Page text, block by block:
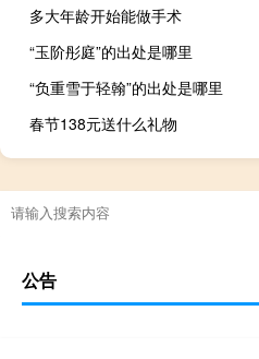
多大年龄开始能做手术
“玉阶彤庭”的出处是哪里
“负重雪于轻翰”的出处是哪里
春节138元送什么礼物
公告